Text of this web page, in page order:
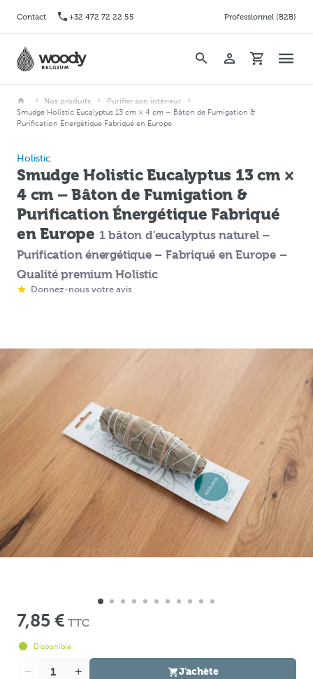
Contact +32 472 72 22 55 Professionnel (B2B)
Nos produits
Purifier son intérieur
Smudge Holistic Eucalyptus 13 cm × 4 cm – Bâton de Fumigation &
Purification Énergétique Fabriqué en Europe
Holistic
Smudge Holistic Eucalyptus 13 cm ×
4 cm – Bâton de Fumigation &
Purification Énergétique Fabriqué
en Europe 1 bâton d’eucalyptus naturel –
Purification énergétique – Fabriqué en Europe –
Qualité premium Holistic
Donnez-nous votre avis
7,85 € TTC
Disponible
Quantité J'achète